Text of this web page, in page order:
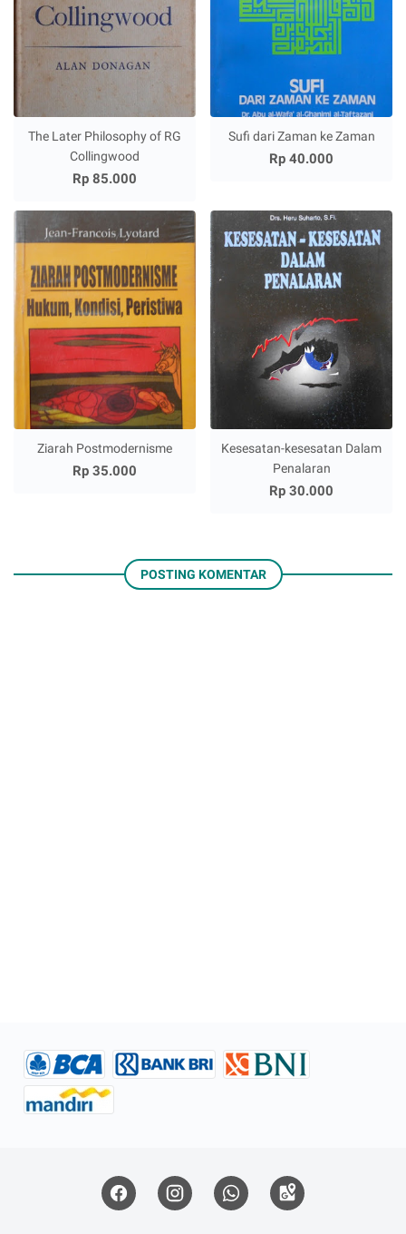
The Later Philosophy of RG
Collingwood
Rp 85.000
Sufi dari Zaman ke Zaman
Rp 40.000
Ziarah Postmodernisme
Rp 35.000
Kesesatan-kesesatan Dalam
Penalaran
Rp 30.000
POSTING KOMENTAR